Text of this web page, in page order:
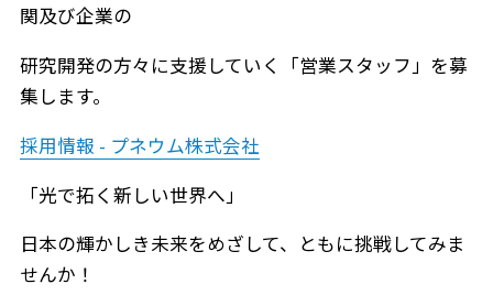
関及び企業の
研究開発の方々に支援していく「営業スタッフ」を募
集します。
採用情報 - プネウム株式会社
「光で拓く新しい世界へ」
日本の輝かしき未来をめざして、ともに挑戦してみま
せんか！